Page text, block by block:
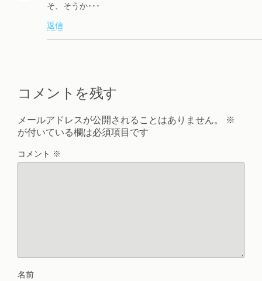
そ、そうか･･･
返信
コメントを残す
メールアドレスが公開されることはありません。
※
が付いている欄は必須項目です
コメント ※
名前